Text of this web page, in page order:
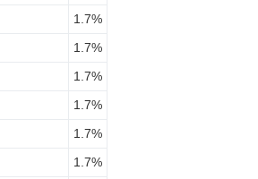
1.7%
1.7%
1.7%
1.7%
1.7%
1.7%